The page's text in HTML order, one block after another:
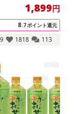
1,899円
8.7ポイント還元
1818 113